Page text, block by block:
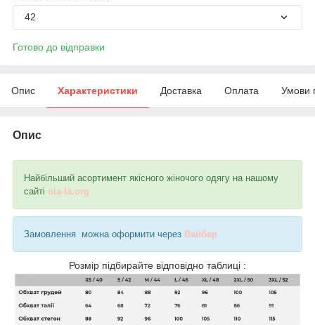
42
Готово до відправки
Опис Характеристики Доставка Оплата Умови
Опис
Найбільший асортимент якісного жіночого одягу на нашому
сайті ola-la.org
Замовлення можна оформити через Вайбер
Розмір підбирайте відповідно таблиці :